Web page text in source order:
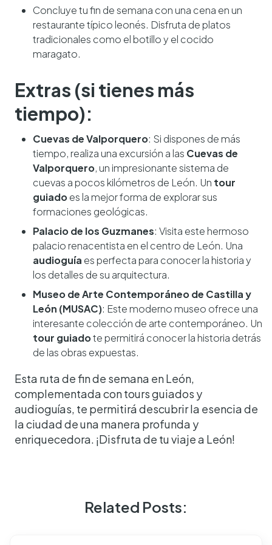
Concluye tu fin de semana con una cena en un
restaurante típico leonés. Disfruta de platos
tradicionales como el botillo y el cocido
maragato.
Extras (si tienes más
tiempo):
Cuevas de Valporquero: Si dispones de más
tiempo, realiza una excursión a las Cuevas de
Valporquero, un impresionante sistema de
cuevas a pocos kilómetros de León. Un tour
guiadoes la mejor forma de explorar sus
formaciones geológicas.
Palacio de los Guzmanes: Visita este hermoso
palacio renacentista en el centro de León. Una
audioguía es perfecta para conocer la historia y
los detalles de su arquitectura.
Museo de Arte Contemporáneo de Castilla y
León (MUSAC): Este moderno museo ofrece una
interesante colección de arte contemporáneo. Un
tour guiadote permitirá conocer la historia detrás
de las obras expuestas.
Esta ruta de fin de semana en León,
complementada con tours guiados y
audioguías, te permitirá descubrir la esencia de
la ciudad de una manera profunda y
enriquecedora. ¡Disfruta de tu viaje a León!
Related Posts: